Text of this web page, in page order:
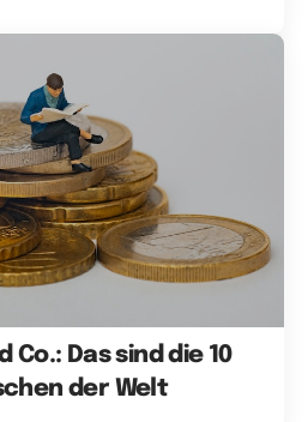
Co.: Das sind die 10
der Welt